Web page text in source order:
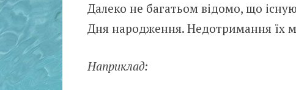
Далеко не багатьом відомо, що
Дня народження. Недотримання їх
Наприклад: